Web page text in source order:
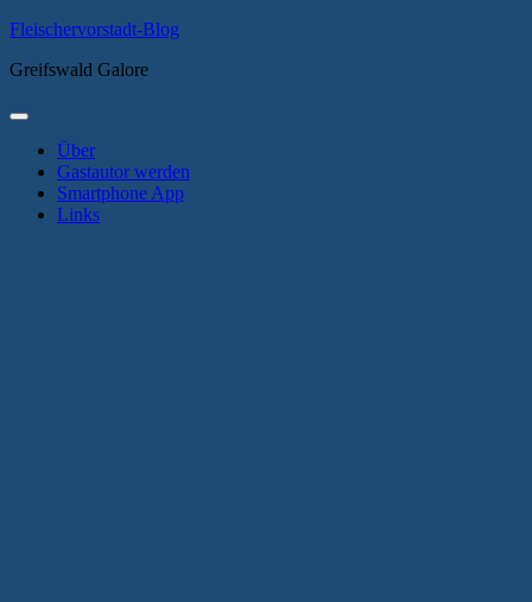
Zum
springen
Fleischervorstadt-Blog
Greifswald Galore
Primäres
Über
Gastautor werden
Smartphone App
Links